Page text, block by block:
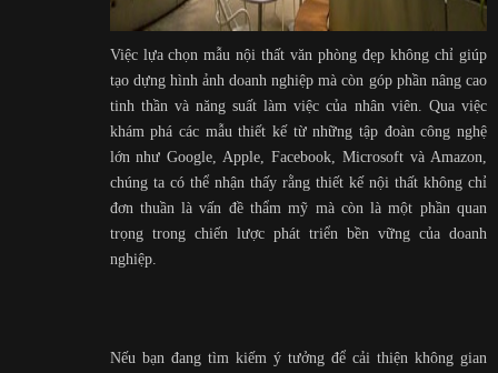
Việc lựa chọn mẫu nội thất văn phòng đẹp không chỉ giúp
tạo dựng hình ảnh doanh nghiệp mà còn góp phần nâng cao
tinh thần và năng suất làm việc của nhân viên. Qua việc
khám phá các mẫu thiết kế từ những tập đoàn công nghệ
lớn như Google, Apple, Facebook, Microsoft và Amazon,
chúng ta có thể nhận thấy rằng thiết kế nội thất không chỉ
đơn thuần là vấn đề thẩm mỹ mà còn là một phần quan
trọng trong chiến lược phát triển bền vững của doanh
nghiệp.
Nếu bạn đang tìm kiếm ý tưởng để cải thiện không gian